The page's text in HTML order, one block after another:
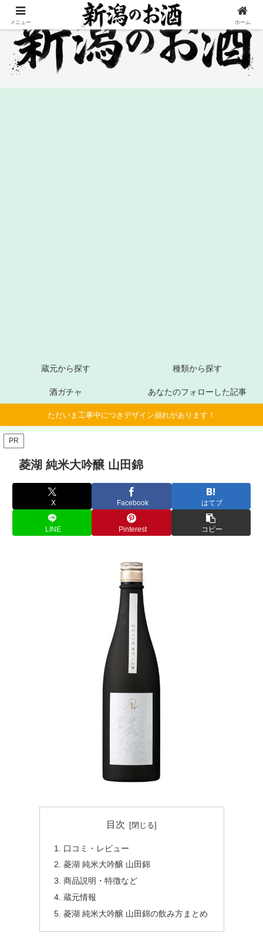
蔵元から探す 種類から探す
酒ガチャ あなたのフォローした記事
ただいま工事中につきデザイン崩れがあります！
PR
菱湖 純米大吟醸 山田錦
X Facebook はてブ
LINE Pinterest コピー
目次
口コミ・レビュー
菱湖 純米大吟醸 山田錦
商品説明・特徴など
蔵元情報
菱湖 純米大吟醸 山田錦の飲み方まとめ
メニュー ホーム